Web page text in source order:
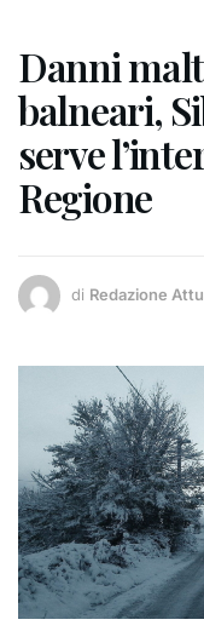
Danni
balneari,
serve
Regione
di Redazione